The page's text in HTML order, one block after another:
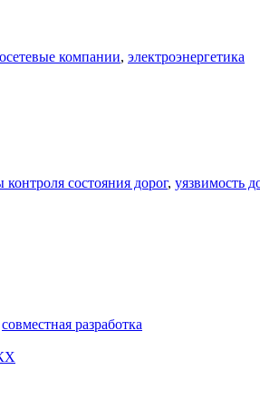
компании, электроэнергетика
контроля состояния дорог, уязвимость
совместная разработка